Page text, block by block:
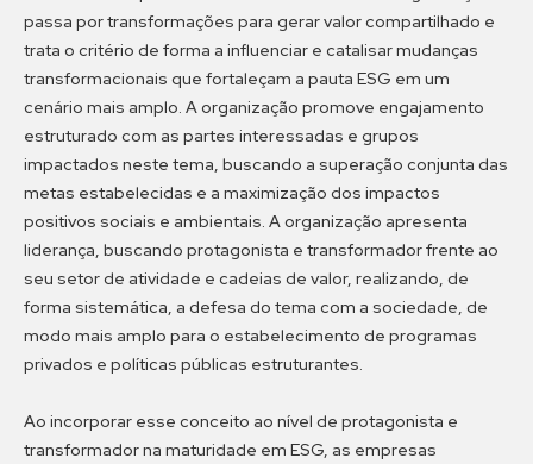
passa por transformações para gerar valor compartilhado e
trata o critério de forma a influenciar e catalisar mudanças
transformacionais que fortaleçam a pauta ESG em um
cenário mais amplo. A organização promove engajamento
estruturado com as partes interessadas e grupos
impactados neste tema, buscando a superação conjunta das
metas estabelecidas e a maximização dos impactos
positivos sociais e ambientais. A organização apresenta
liderança, buscando protagonista e transformador frente ao
seu setor de atividade e cadeias de valor, realizando, de
forma sistemática, a defesa do tema com a sociedade, de
modo mais amplo para o estabelecimento de programas
privados e políticas públicas estruturantes.
Ao incorporar esse conceito ao nível de protagonista e
transformador na maturidade em ESG, as empresas